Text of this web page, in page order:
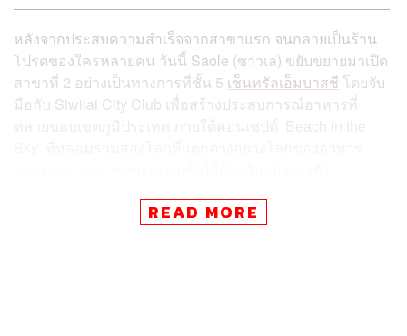
หลังจากประสบความสำเร็จจากสาขาแรก จนกลายเป็นร้าน
โปรดของใครหลายคน วันนี้ Saole (ซาวเล) ขยับขยายมาเปิด
สาขาที่ 2 อย่างเป็นทางการที่ชั้น 5 เซ็นทรัลเอ็มบาสซี โดยจับ
มือกับ Siwilai City Club เพื่อสร้างประสบการณ์อาหารที่
หัวใจของสาขานี้ยังคงอยู่ที่การถ่ายทอดจิตวิญญาณแห่ง ‘ยูน
READ MORE